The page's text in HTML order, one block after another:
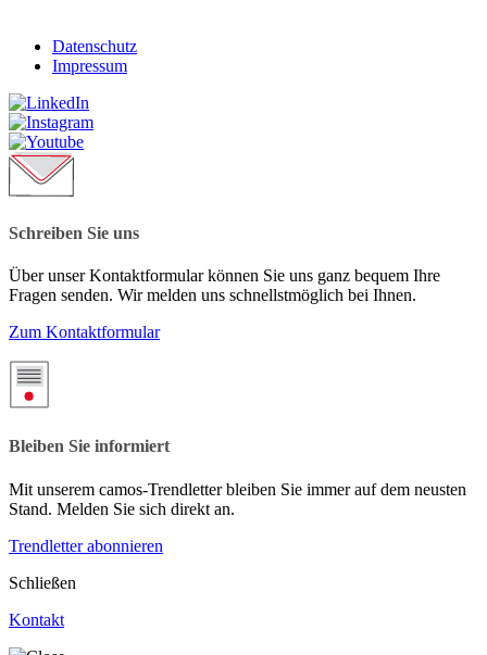
Datenschutz
Impressum
Schreiben Sie uns
Über unser Kontaktformular können Sie uns ganz bequem Ihre
Fragen senden. Wir melden uns schnellstmöglich bei Ihnen.
Zum Kontaktformular
Bleiben Sie informiert
Mit unserem camos-Trendletter bleiben Sie immer auf dem neusten
Stand. Melden Sie sich direkt an.
Trendletter abonnieren
Schließen
Kontakt